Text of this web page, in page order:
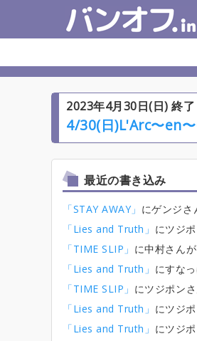
2023年4月30日(日) 終了
4/30(日)L'Arc〜en
最近の書き込み
「STAY AWAY」 にゲンジ
「Lies and Truth」 にツジ
「TIME SLIP」 に中村さん
「Lies and Truth」 にすな
「TIME SLIP」 にツジポン
「Lies and Truth」 にツジ
「Lies and Truth」 にツジ